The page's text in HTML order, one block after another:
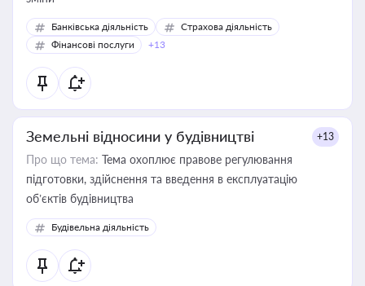
Банківська діяльність
Страхова діяльність
Фінансові послуги
+13
Земельні відносини у будівництві +13
Про що тема: Тема охоплює правове регулювання
підготовки, здійснення та введення в експлуатацію
об’єктів будівництва
Будівельна діяльність